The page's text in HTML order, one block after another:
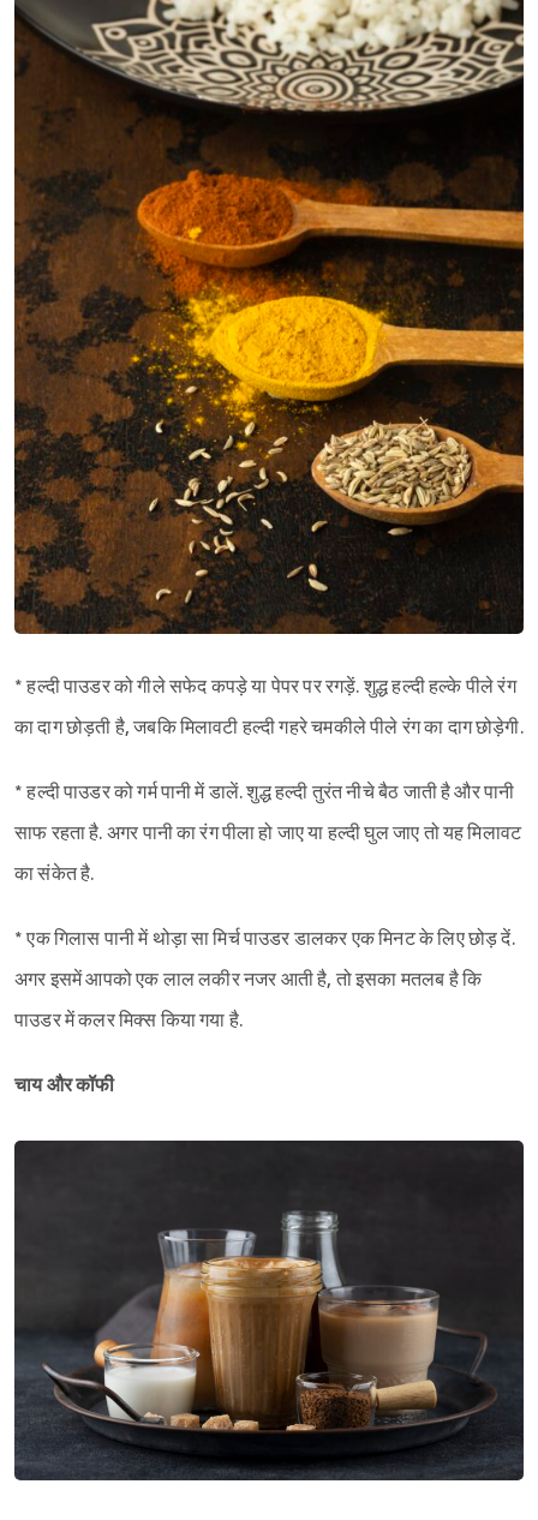
* हल्दी पाउडर को गीले सफेद कपड़े या पेपर पर रगड़ें. शुद्ध हल्दी हल्के पीले रंग
का दाग छोड़ती है, जबकि मिलावटी हल्दी गहरे चमकीले पीले रंग का दाग छोड़ेगी.
* हल्दी पाउडर को गर्म पानी में डालें. शुद्ध हल्दी तुरंत नीचे बैठ जाती है और पानी
साफ रहता है. अगर पानी का रंग पीला हो जाए या हल्दी घुल जाए तो यह मिलावट
का संकेत है.
* एक गिलास पानी में थोड़ा सा मिर्च पाउडर डालकर एक मिनट के लिए छोड़ दें.
अगर इसमें आपको एक लाल लकीर नजर आती है, तो इसका मतलब है कि
पाउडर में कलर मिक्स किया गया है.
चाय और कॉफी